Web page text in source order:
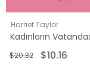
Harriet Taylor
$10.16
$20.32